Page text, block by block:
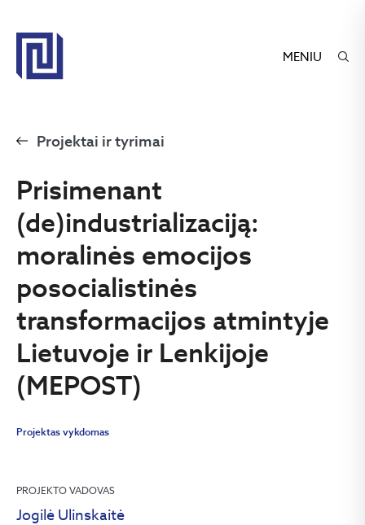
MENIU
Projektai ir tyrimai
Prisimenant
(de)industrializaciją:
moralinės emocijos
posocialistinės
transformacijos atmintyje
Lietuvoje ir Lenkijoje
(MEPOST)
Projektas vykdomas
PROJEKTO VADOVAS
Jogilė Ulinskaitė